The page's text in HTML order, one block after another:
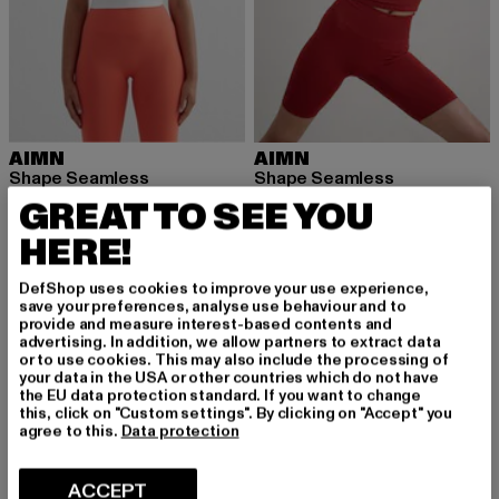
AIMN
Shape Seamless
EUR 46,99
Huidige prijs: EUR 46,99
AIMN
Shape Seamless
EUR 46,99
Huidige prijs: EUR 46,99
NIEUW NIEUW
GREAT TO SEE YOU
HERE!
DefShop uses cookies to improve your use experience,
save your preferences, analyse use behaviour and to
provide and measure interest-based contents and
advertising. In addition, we allow partners to extract data
or to use cookies. This may also include the processing of
your data in the USA or other countries which do not have
the EU data protection standard. If you want to change
this, click on "Custom settings". By clicking on "Accept" you
agree to this. Data protection
ACCEPT